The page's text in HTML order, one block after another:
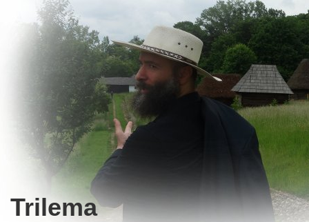
Trilema